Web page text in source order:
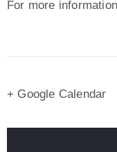
For more
+ Google Calendar